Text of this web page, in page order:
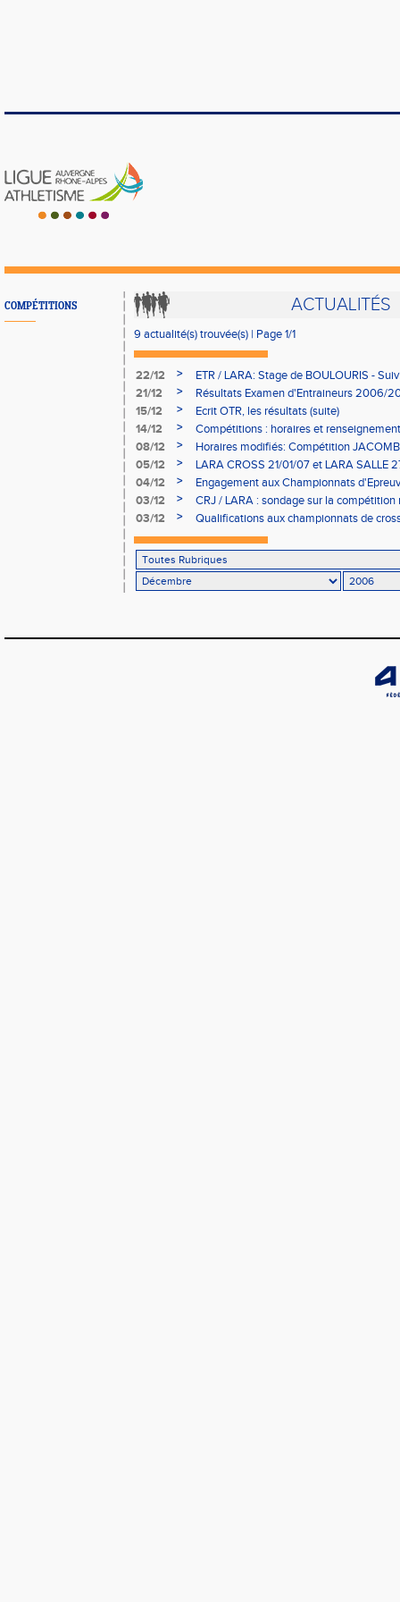
COMPÉTITIONS ACTUALITÉS
9 actualité(s) trouvée(s) | Page 1/1
22/12 >
ETR / LARA: Stage de BOULOURIS -
21/12
>
Résultats Examen d'Entraineurs 2006/
15/12
>
Ecrit OTR, les résultats (suite)
14/12
>
Compétitions : horaires et
08/12
>
Horaires modifiés: Compétition
05/12
>
LARA CROSS 21/01/07 et LARA SALLE
04/12
>
Engagement aux Championnats
03/12
>
CRJ / LARA : sondage sur la
03/12
> Qualifications aux championnats de